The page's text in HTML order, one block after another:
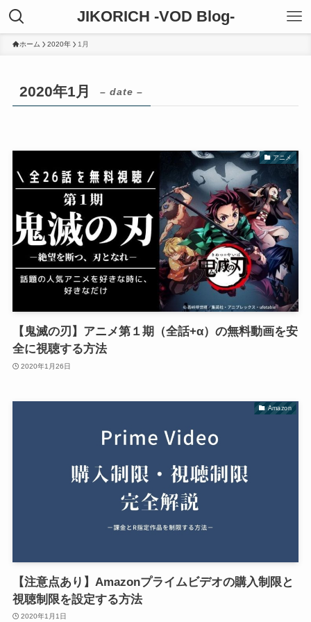
JIKORICH -VOD Blog-
ホーム 2020年 1月
2020年1月 – date –
アニメ
【鬼滅の刃】アニメ第１期（全話+α）の無料動画を安
全に視聴する方法
2020年1月26日
Amazon
【注意点あり】Amazonプライムビデオの購入制限と
視聴制限を設定する方法
2020年1月1日